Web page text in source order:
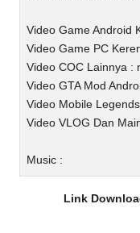
Video Game Android
Video Game PC
Video COC Lainnya :
Video GTA Mod
Video Mobile
Video VLOG Dan
Music :
Link